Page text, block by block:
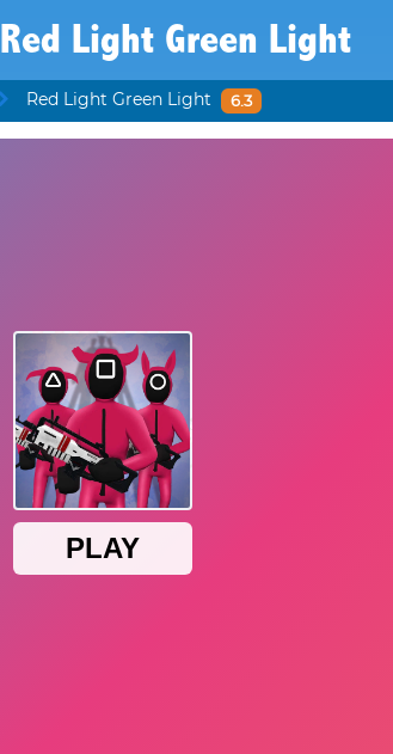
Red Light Green Light
Red Light Green Light 6.3